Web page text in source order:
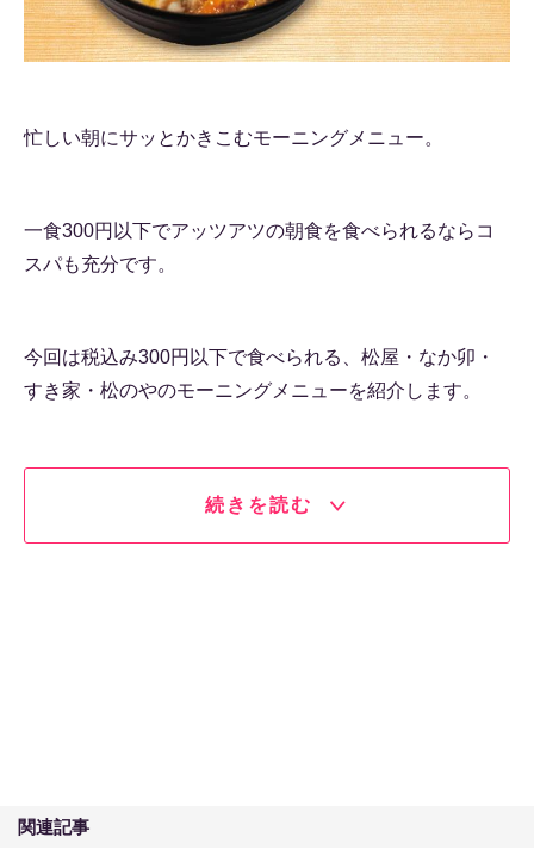
忙しい朝にサッとかきこむモーニングメニュー。
一食300円以下でアッツアツの朝食を食べられるならコ
スパも充分です。
今回は税込み300円以下で食べられる、松屋・なか卯・
すき家・松のやのモーニングメニューを紹介します。
続きを読む
関連記事